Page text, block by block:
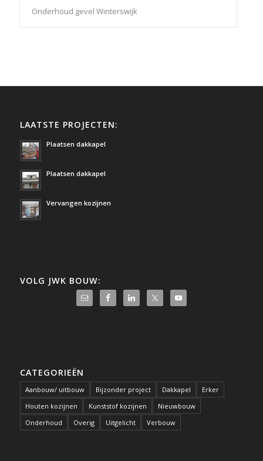
Onderhoud gevel Winterswijk
LAATSTE PROJECTEN:
Plaatsen dakkapel
Plaatsen dakkapel
Vervangen kozijnen
VOLG JWK BOUW:
CATEGORIEËN
Aanbouw/ uitbouw Bijzonder project Dakkapel
Erker
Houten kozijnen
Kunststof kozijnen
Nieuwbouw
Onderhoud
Overig Uitgelicht Verbouw